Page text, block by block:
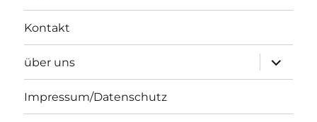
Kontakt
über uns
öffnen
Impressum/Datenschutz